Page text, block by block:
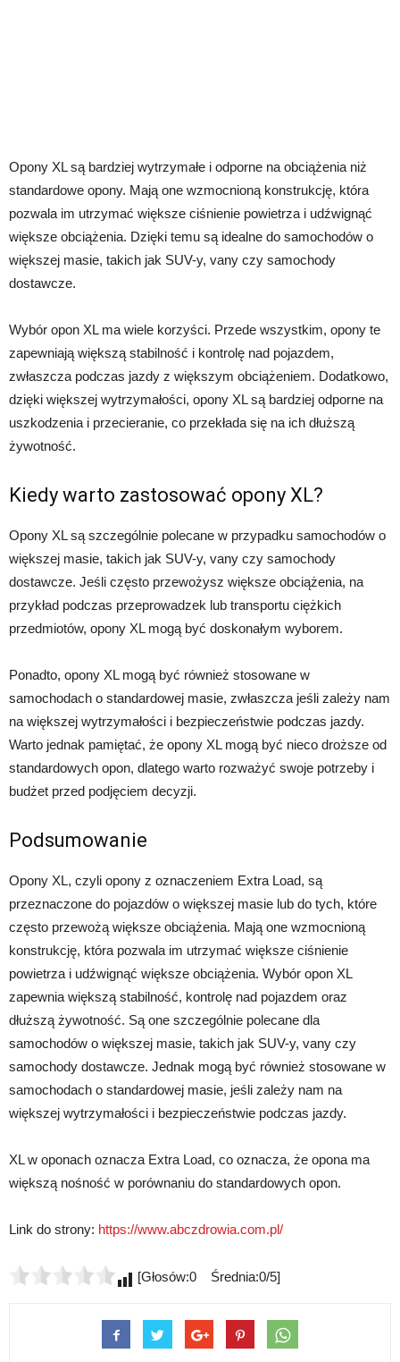
Opony XL są bardziej wytrzymałe i odporne na obciążenia niż
standardowe opony. Mają one wzmocnioną konstrukcję, która
pozwala im utrzymać większe ciśnienie powietrza i udźwignąć
większe obciążenia. Dzięki temu są idealne do samochodów o
większej masie, takich jak SUV-y, vany czy samochody
dostawcze.
Wybór opon XL ma wiele korzyści. Przede wszystkim, opony te
zapewniają większą stabilność i kontrolę nad pojazdem,
zwłaszcza podczas jazdy z większym obciążeniem. Dodatkowo,
dzięki większej wytrzymałości, opony XL są bardziej odporne na
uszkodzenia i przecieranie, co przekłada się na ich dłuższą
żywotność.
Kiedy warto zastosować opony XL?
Opony XL są szczególnie polecane w przypadku samochodów o
większej masie, takich jak SUV-y, vany czy samochody
dostawcze. Jeśli często przewożysz większe obciążenia, na
przykład podczas przeprowadzek lub transportu ciężkich
przedmiotów, opony XL mogą być doskonałym wyborem.
Ponadto, opony XL mogą być również stosowane w
samochodach o standardowej masie, zwłaszcza jeśli zależy nam
na większej wytrzymałości i bezpieczeństwie podczas jazdy.
Warto jednak pamiętać, że opony XL mogą być nieco droższe od
standardowych opon, dlatego warto rozważyć swoje potrzeby i
budżet przed podjęciem decyzji.
Podsumowanie
Opony XL, czyli opony z oznaczeniem Extra Load, są
przeznaczone do pojazdów o większej masie lub do tych, które
często przewożą większe obciążenia. Mają one wzmocnioną
konstrukcję, która pozwala im utrzymać większe ciśnienie
powietrza i udźwignąć większe obciążenia. Wybór opon XL
zapewnia większą stabilność, kontrolę nad pojazdem oraz
dłuższą żywotność. Są one szczególnie polecane dla
samochodów o większej masie, takich jak SUV-y, vany czy
samochody dostawcze. Jednak mogą być również stosowane w
samochodach o standardowej masie, jeśli zależy nam na
większej wytrzymałości i bezpieczeństwie podczas jazdy.
XL w oponach oznacza Extra Load, co oznacza, że opona ma
większą nośność w porównaniu do standardowych opon.
Link do strony: https://www.abczdrowia.com.pl/
[Głosów:0 Średnia:0/5]